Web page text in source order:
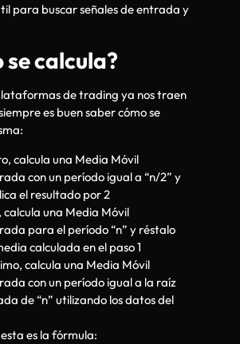
para buscar señales de entrada y
se calcula?
de trading ya nos traen
es buen saber cómo se
calcula una Media Móvil
con un período igual a “n/2” y
el resultado por 2
calcula una Media Móvil
para el período “n” y réstalo
calculada en el paso 1
calcula una Media Móvil
con un período igual a la raíz
de “n” utilizando los datos del
es la fórmula: